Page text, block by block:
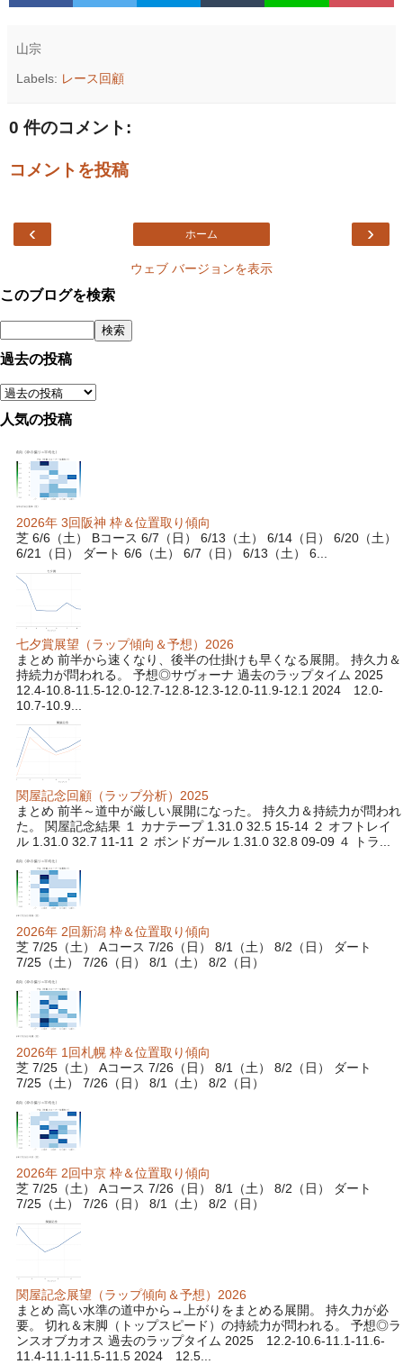
山宗
Labels: レース回顧
0 件のコメント:
コメントを投稿
‹ ›
ホーム
ウェブ バージョンを表示
このブログを検索
過去の投稿
人気の投稿
2026年 3回阪神 枠＆位置取り傾向
芝 6/6（土） Bコース 6/7（日） 6/13（土） 6/14（日） 6/20（土）
6/21（日） ダート 6/6（土） 6/7（日） 6/13（土） 6...
七夕賞展望（ラップ傾向＆予想）2026
まとめ 前半から速くなり、後半の仕掛けも早くなる展開。 持久力＆
持続力が問われる。 予想◎サヴォーナ 過去のラップタイム 2025
12.4-10.8-11.5-12.0-12.7-12.8-12.3-12.0-11.9-12.1 2024 12.0-
10.7-10.9...
関屋記念回顧（ラップ分析）2025
まとめ 前半～道中が厳しい展開になった。 持久力＆持続力が問われ
た。 関屋記念結果 １ カナテープ 1.31.0 32.5 15-14 ２ オフトレイ
ル 1.31.0 32.7 11-11 ２ ボンドガール 1.31.0 32.8 09-09 ４ トラ...
2026年 2回新潟 枠＆位置取り傾向
芝 7/25（土） Aコース 7/26（日） 8/1（土） 8/2（日） ダート
7/25（土） 7/26（日） 8/1（土） 8/2（日）
2026年 1回札幌 枠＆位置取り傾向
芝 7/25（土） Aコース 7/26（日） 8/1（土） 8/2（日） ダート
7/25（土） 7/26（日） 8/1（土） 8/2（日）
2026年 2回中京 枠＆位置取り傾向
芝 7/25（土） Aコース 7/26（日） 8/1（土） 8/2（日） ダート
7/25（土） 7/26（日） 8/1（土） 8/2（日）
関屋記念展望（ラップ傾向＆予想）2026
まとめ 高い水準の道中から→上がりをまとめる展開。 持久力が必
要。 切れ＆末脚（トップスピード）の持続力が問われる。 予想◎ラ
ンスオブカオス 過去のラップタイム 2025 12.2-10.6-11.1-11.6-
11.4-11.1-11.5-11.5 2024 12.5...